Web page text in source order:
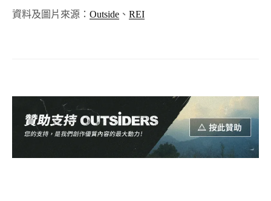
資料及圖片來源： Outside 、 REI